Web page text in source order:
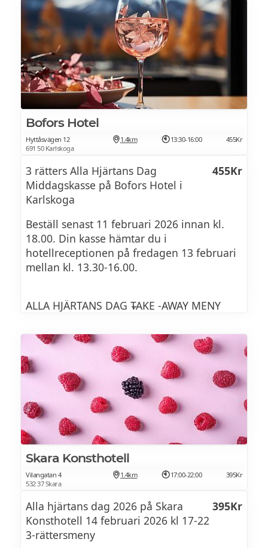
Mall of Scandinavia och IKEA Uppsala.
Bofors Hotel
Hyttåsvägen 12
691 50 Karlskoga
1.4km 13:30-16:00 455Kr
3 rätters Alla Hjärtans Dag
Middagskasse på Bofors Hotel i
Karlskoga
455Kr
Beställ senast 11 februari 2026 innan kl.
18.00. Din kasse hämtar du i
hotellreceptionen på fredagen 13 februari
mellan kl. 13.30-16.00.
ALLA HJÄRTANS DAG TAKE -AWAY MENY
Förrätt
Hummersoppa med skaldjursmousse,
tomatolja, sikrom och Focaccia (L) (G)
Middag
Grillad Oxfilé med potatiskaka smaksatt
med brynt smör och timjan, tryffelsky,
bakade grönsaker och brynt lökemulsion
(L)
Dessert
Skara Konsthotell
Vilangatan 4
532 37 Skara
1.4km 17:00-22:00 395Kr
Alla hjärtans dag 2026 på Skara
Konsthotell 14 februari 2026 kl 17-22
3-rättersmeny
395Kr